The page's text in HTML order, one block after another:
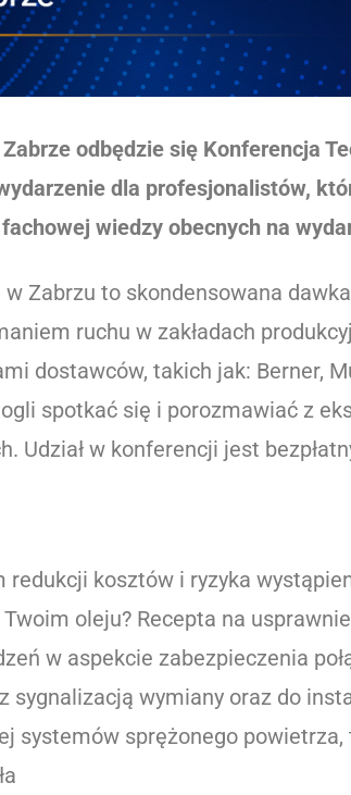
odbędzie się Konferencja
dla profesjonalistów,
wiedzy obecnych na
Zabrzu to skondensowana
ruchu w zakładach
dostawców, takich jak: Berner,
spotkać się i porozmawiać z
Udział w konferencji jest
kosztów i ryzyka
oleju? Recepta na
w aspekcie zabezpieczenia
sygnalizacją wymiany oraz do
systemów sprężonego